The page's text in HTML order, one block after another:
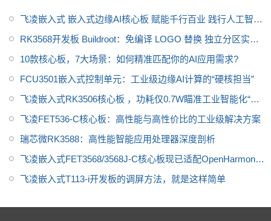
飞凌嵌入式 嵌入式边缘AI核心板 赋能千行百业 践行人工智能
+行动
RK3568开发板 Buildroot：免编译 LOGO 替换 独立分区实现
方案
10款核心板，7大场景：如何精准匹配你的AI应用需求?
FCU3501嵌入式控制单元：工业级边缘AI计算的“硬核担当”
飞凌嵌入式RK3506核心板 ，功耗仅0.7W瞄准工业智能化“最
后一公里”
飞凌FET536-C核心板：高性能与高性价比的工业级解决方案
瑞芯微RK3588：高性能智能应用处理器深度剖析
飞凌嵌入式FET3568/3568J-C核心板现已适配OpenHarmony
4.1
飞凌嵌入式T113-i开发板的调屏方法，就是这样简单